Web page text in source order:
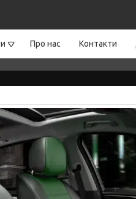
Про нас Контакти